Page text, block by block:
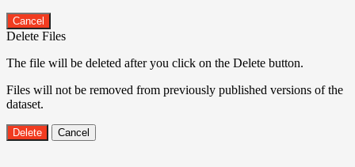
Cancel
Delete Files
The file will be deleted after you click on the Delete button.
Files will not be removed from previously published versions of the
dataset.
Delete Cancel